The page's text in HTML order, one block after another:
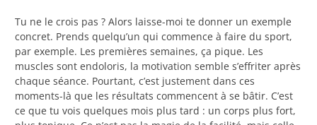
Tu ne le crois pas ? Alors laisse-moi te donner un exemple
concret. Prends quelqu’un qui commence à faire du sport,
par exemple. Les premières semaines, ça pique. Les
muscles sont endoloris, la motivation semble s’effriter après
chaque séance. Pourtant, c’est justement dans ces
moments-là que les résultats commencent à se bâtir. C’est
ce que tu vois quelques mois plus tard : un corps plus fort,